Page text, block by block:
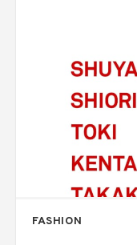
FASHION